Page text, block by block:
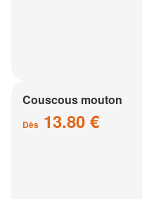
Couscous mouton
Dès 13.80 €